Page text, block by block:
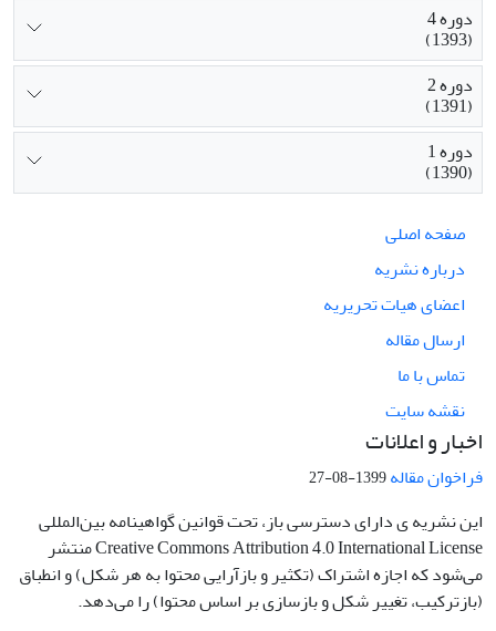
دوره 4
(1393)
دوره 2
(1391)
دوره 1
(1390)
صفحه اصلی
درباره نشریه
اعضای هیات تحریریه
ارسال مقاله
تماس با ما
نقشه سایت
اخبار و اعلانات
فراخوان مقاله1399-08-27
این نشریه ی دارای دسترسی باز، تحت قوانین گواهینامه بین‌المللی
Creative Commons Attribution 4.0 International License منتشر
می‌شود که اجازه اشتراک (تکثیر و بازآرایی محتوا به هر شکل) و انطباق
(بازترکیب، تغییر شکل و بازسازی بر اساس محتوا) را می‌دهد.